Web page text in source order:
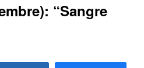
“Sangre